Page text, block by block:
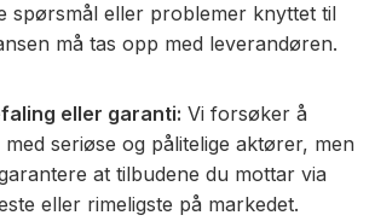
spørsmål eller problemer knyttet til
må tas opp med leverandøren.
eller garanti: Vi forsøker å
med seriøse og pålitelige aktører, men
at tilbudene du mottar via
eller rimeligste på markedet.